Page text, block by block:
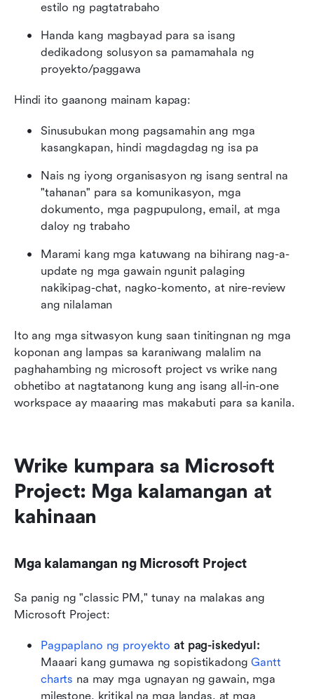
estilo ng pagtatrabaho
Handa kang magbayad para sa isang
dedikadong solusyon sa pamamahala ng
proyekto/paggawa
Hindi ito gaanong mainam kapag:
Sinusubukan mong pagsamahin ang mga
kasangkapan, hindi magdagdag ng isa pa
Nais ng iyong organisasyon ng isang sentral na
"tahanan" para sa komunikasyon, mga
dokumento, mga pagpupulong, email, at mga
daloy ng trabaho
Marami kang mga katuwang na bihirang nag-a-
update ng mga gawain ngunit palaging
nakikipag-chat, nagko-komento, at nire-review
ang nilalaman
Ito ang mga sitwasyon kung saan tinitingnan ng mga
koponan ang lampas sa karaniwang malalim na
paghahambing ng microsoft project vs wrike nang
obhetibo at nagtatanong kung ang isang all-in-one
workspace ay maaaring mas makabuti para sa kanila.
Wrike kumpara sa Microsoft
Project: Mga kalamangan at
kahinaan
Mga kalamangan ng Microsoft Project
Sa panig ng "classic PM," tunay na malakas ang
Microsoft Project:
Pagpaplano ng proyekto
Maaari kang gumawa ng sopistikadong Gantt
charts na may mga ugnayan ng gawain, mga
milestone, kritikal na mga landas, at mga